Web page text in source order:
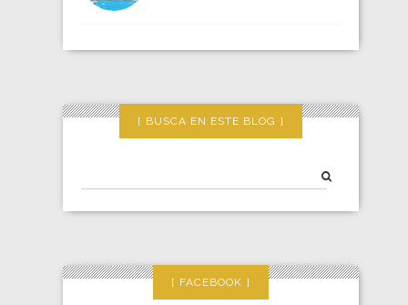
BUSCA EN ESTE BLOG
FACEBOOK